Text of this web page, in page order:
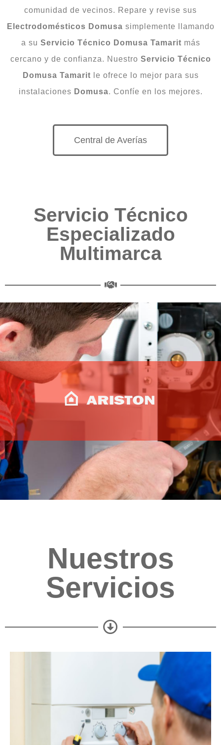
comunidad de vecinos. Repare y revise sus
Electrodomésticos Domusa simplemente llamando
a su Servicio Técnico Domusa Tamarit más
cercano y de confianza. Nuestro Servicio Técnico
Domusa Tamarit le ofrece lo mejor para sus
instalaciones Domusa. Confíe en los mejores.
Central de Averías
Servicio Técnico
Especializado
Multimarca
Nuestros
Servicios